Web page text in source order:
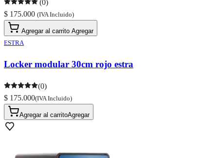
(0)
$ 175.000 (IVA Incluido)
Agregar al carrito Agregar
ESTRA
Locker modular 30cm rojo estra
(0)
$ 175.000(IVA Incluido)
Agregar al carritoAgregar